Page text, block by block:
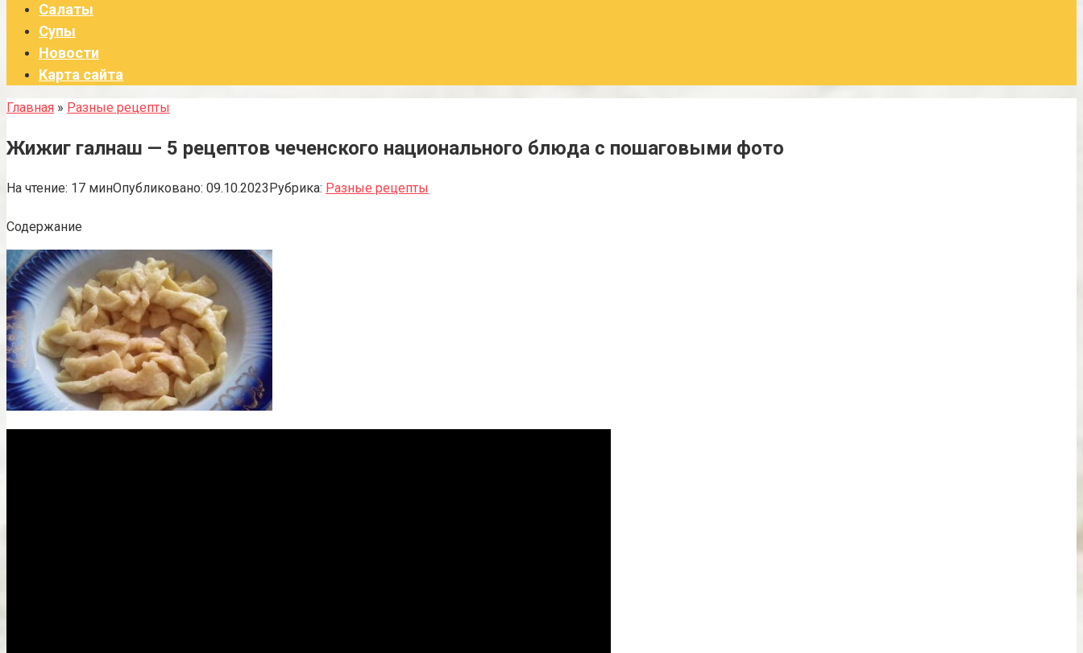
Салаты
Супы
Новости
Карта сайта
Главная » Разные рецепты
Жижиг галнаш — 5 рецептов чеченского национального блюда с пошаговыми фото
На чтение: 17 минОпубликовано: 09.10.2023Рубрика: Разные рецепты
Содержание